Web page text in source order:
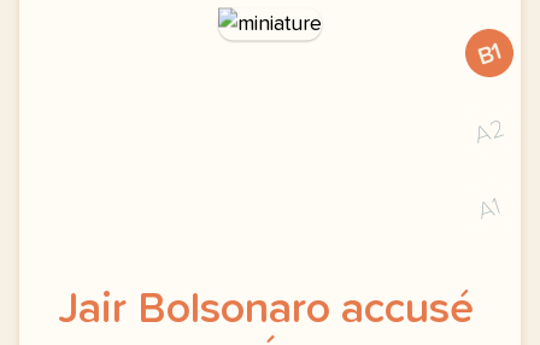
B1
A2
A1
Jair Bolsonaro accusé